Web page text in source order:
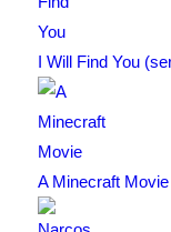
I Will Find You
A Minecraft